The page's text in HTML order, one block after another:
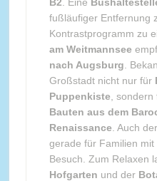
fußläufiger Entfernung
Kontrastprogramm zu
am Weitmannsee
nach Augsburg .
Großstadt nicht nur für
Puppenkiste ,
Bauten aus dem
Renaissance . Auch der
gerade für Familien
Besuch. Zum Relaxen
Hofgarten und der